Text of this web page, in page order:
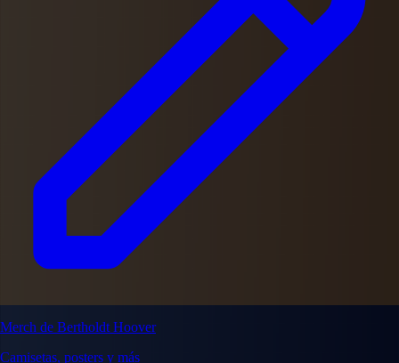
Merch de Bertholdt Hoover
Camisetas, posters y más